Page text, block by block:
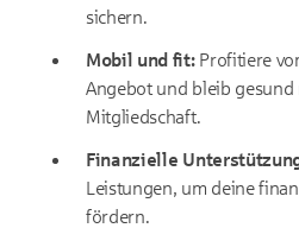
sichern.
Mobil und fit:Profitiere
Angebot und bleib
Mitgliedschaft.
Finanzielle
Leistungen, um deine
fördern.